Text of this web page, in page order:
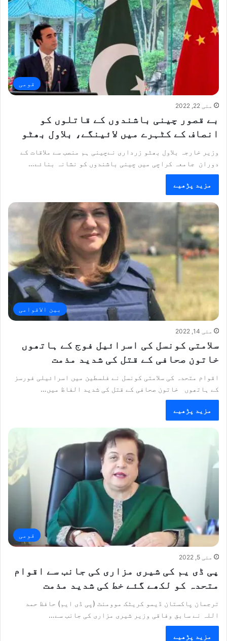
قومی
مئی 22, 2022
بے قصور چینی باشندوں کے قاتلوں کو
انصاف کے کٹہرے میں لائینگے، بلاول بھٹو
وزیر خارجہ بلاول بھٹو زرداری نےچینی ہم منصب سے ملاقات کے
دوران جامعہ کراچی میں چینی باشندوں کو نشانہ بنائے…
مزید پڑھیے
بین الاقوامی
مئی 14, 2022
سلامتی کونسل کی اسرائیل فوج کے ہاتھوں
خاتون صحافی کے قتل کی شدید مذمت
اقوام متحدہ کی سلامتی کونسل نے فلسطین میں اسرائیلی فورسز
کے ہاتھوں خاتون صحافی کے قتل کی شدید الفاظ میں…
مزید پڑھیے
قومی
مئی 5, 2022
پی ڈی یم کی شیری مزاری کی جانب سے اقوام
متحدہ کو لکھے گئے خط کی شدید مذمت
ترجمان پاکستان ڈیمو کریٹک موومنٹ (پی ڈی ایم) حافظ حمد
اللہ نے سابق وفاقی وزیر شیری مزاری کی جانب سے…
مزید پڑھیے